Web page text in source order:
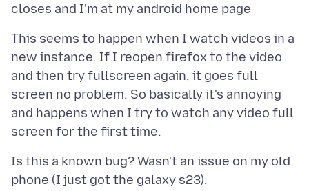
This seems to happen when I watch videos in a
new instance. If I reopen firefox to the video
and then try fullscreen again, it goes full
screen no problem. So basically it's annoying
and happens when I try to watch any video full
Is this a known bug? Wasn't an issue on my old